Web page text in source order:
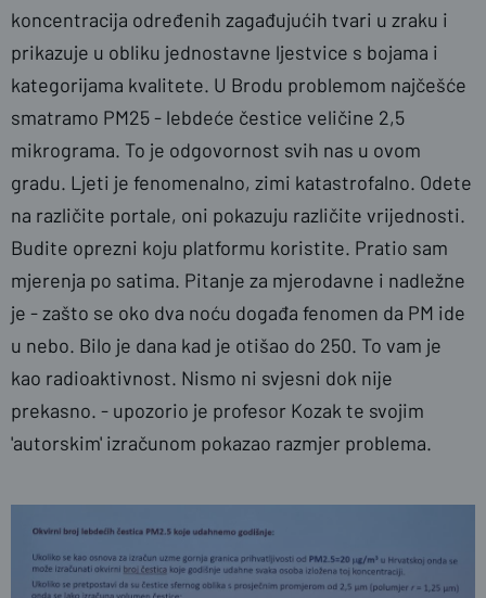
koncentracija određenih zagađujućih tvari u zraku i
prikazuje u obliku jednostavne ljestvice s bojama i
kategorijama kvalitete. U Brodu problemom najčešće
smatramo PM25 - lebdeće čestice veličine 2,5
mikrograma. To je odgovornost svih nas u ovom
gradu. Ljeti je fenomenalno, zimi katastrofalno. Odete
na različite portale, oni pokazuju različite vrijednosti.
Budite oprezni koju platformu koristite. Pratio sam
mjerenja po satima. Pitanje za mjerodavne i nadležne
je - zašto se oko dva noću događa fenomen da PM ide
u nebo. Bilo je dana kad je otišao do 250. To vam je
kao radioaktivnost. Nismo ni svjesni dok nije
prekasno. - upozorio je profesor Kozak te svojim
'autorskim' izračunom pokazao razmjer problema.